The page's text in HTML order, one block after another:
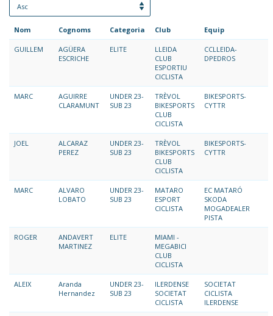
Nom Cognoms Categoria Club Equip
GUILLEM
AGÜERA
ESCRICHE
ELITE
LLEIDA
CLUB
ESPORTIU
CICLISTA
CCLLEIDA-
DPEDROS
MARC
AGUIRRE
CLARAMUNT
UNDER 23-
SUB 23
TRÈVOL
BIKESPORTS
CLUB
CICLISTA
BIKESPORTS-
CYTTR
JOEL
ALCARAZ
PEREZ
UNDER 23-
SUB 23
TRÈVOL
BIKESPORTS
CLUB
CICLISTA
BIKESPORTS-
CYTTR
MARC
ALVARO
LOBATO
UNDER 23-
SUB 23
MATARO
ESPORT
CICLISTA
EC MATARÓ
SKODA
MOGADEALER
PISTA
ROGER
ANDAVERT
MARTINEZ
ELITE
MIAMI -
MEGABICI
CLUB
CICLISTA
ALEIX
Aranda
Hernandez
UNDER 23-
SUB 23
ILERDENSE
SOCIETAT
CICLISTA
SOCIETAT
CICLISTA
ILERDENSE